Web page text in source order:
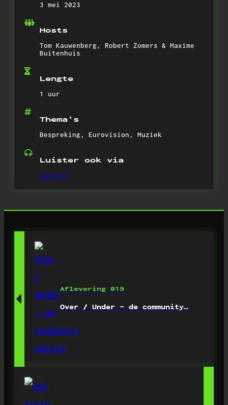
3 mei 2023
Hosts
Tom Kauwenberg, Robert Zomers & Maxime
Buitenhuis
Lengte
1 uur
Thema's
Bespreking, Eurovision, Muziek
Luister ook via
Spotify
Aflevering 019
Over / Under – de community…